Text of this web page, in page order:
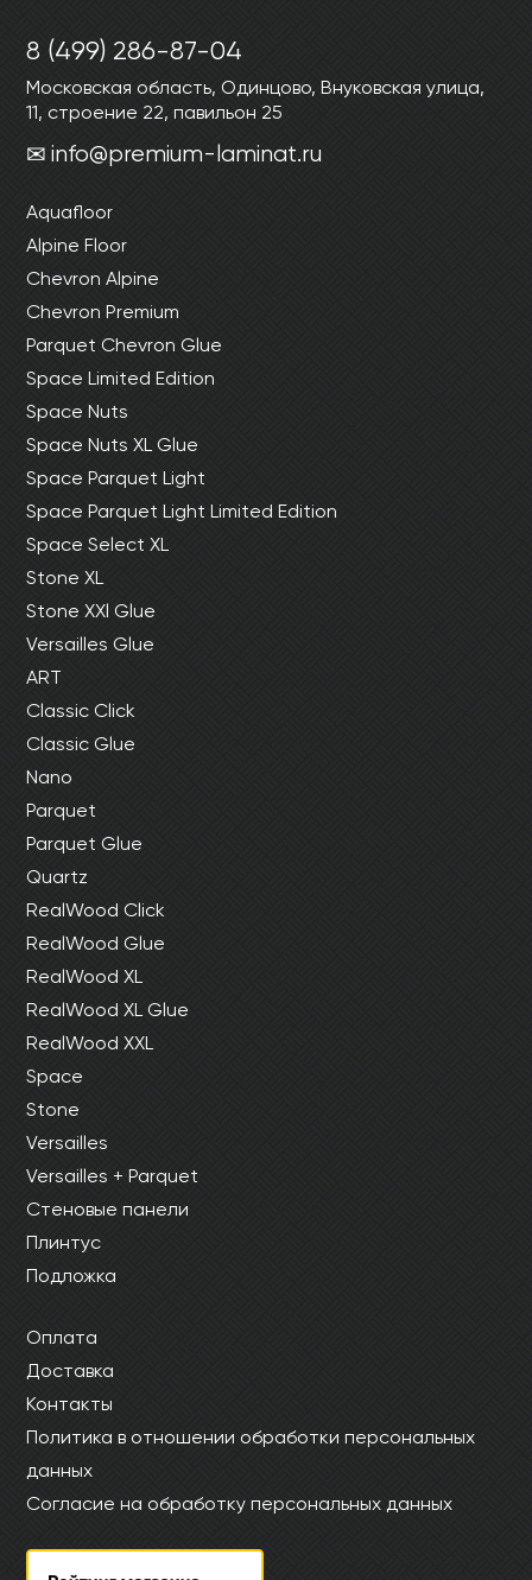
8 (499) 286-87-04
Московская область, Одинцово, Внуковская улица,
11, строение 22, павильон 25
info@premium-laminat.ru
Aquafloor
Alpine Floor
Chevron Alpine
Chevron Premium
Parquet Chevron Glue
Space Limited Edition
Space Nuts
Space Nuts XL Glue
Space Parquet Light
Space Parquet Light Limited Edition
Space Select XL
Stone XL
Stone XXl Glue
Versailles Glue
ART
Classic Click
Classic Glue
Nano
Parquet
Parquet Glue
Quartz
RealWood Click
RealWood Glue
RealWood XL
RealWood XL Glue
RealWood XXL
Space
Stone
Versailles
Versailles + Parquet
Стеновые панели
Плинтус
Подложка
Оплата
Доставка
Контакты
Политика в отношении обработки персональных
данных
Согласие на обработку персональных данных